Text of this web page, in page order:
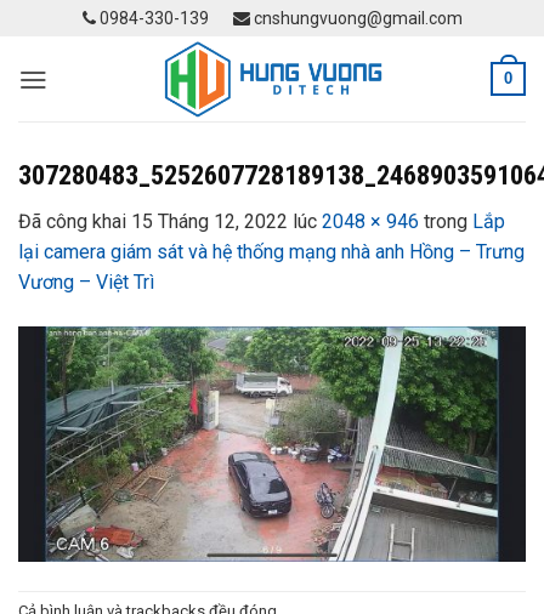
content
0984-330-139 cnshungvuong@gmail.com
0
Đã công khai 15 Tháng 12, 2022 lúc 2048 × 946 trong Lắp
lại camera giám sát và hệ thống mạng nhà anh Hồng – Trưng
Vương – Việt Trì